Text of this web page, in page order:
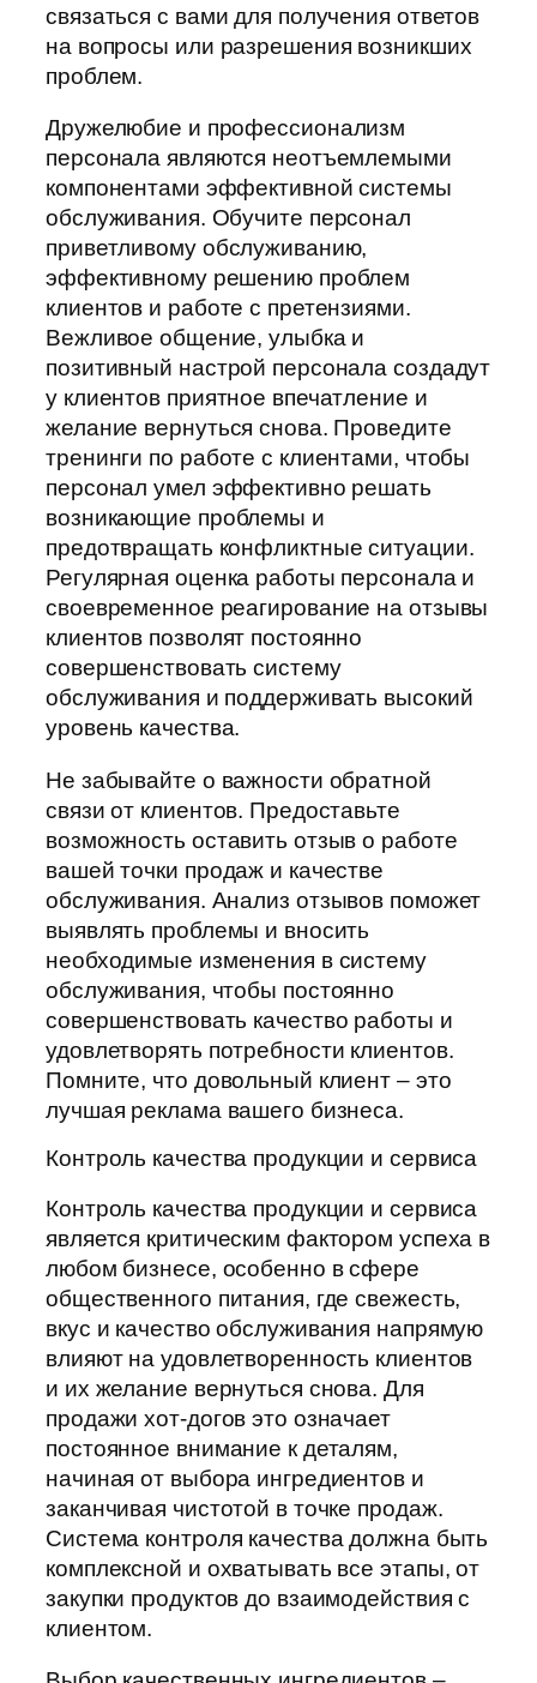
связаться с вами для получения ответов
на вопросы или разрешения возникших
проблем.
Дружелюбие и профессионализм
персонала являются неотъемлемыми
компонентами эффективной системы
обслуживания. Обучите персонал
приветливому обслуживанию,
эффективному решению проблем
клиентов и работе с претензиями.
Вежливое общение, улыбка и
позитивный настрой персонала создадут
у клиентов приятное впечатление и
желание вернуться снова. Проведите
тренинги по работе с клиентами, чтобы
персонал умел эффективно решать
возникающие проблемы и
предотвращать конфликтные ситуации.
Регулярная оценка работы персонала и
своевременное реагирование на отзывы
клиентов позволят постоянно
совершенствовать систему
обслуживания и поддерживать высокий
уровень качества.
Не забывайте о важности обратной
связи от клиентов. Предоставьте
возможность оставить отзыв о работе
вашей точки продаж и качестве
обслуживания. Анализ отзывов поможет
выявлять проблемы и вносить
необходимые изменения в систему
обслуживания, чтобы постоянно
совершенствовать качество работы и
удовлетворять потребности клиентов.
Помните, что довольный клиент – это
лучшая реклама вашего бизнеса.
Контроль качества продукции и сервиса
Контроль качества продукции и сервиса
является критическим фактором успеха в
любом бизнесе, особенно в сфере
общественного питания, где свежесть,
вкус и качество обслуживания напрямую
влияют на удовлетворенность клиентов
и их желание вернуться снова. Для
продажи хот-догов это означает
постоянное внимание к деталям,
начиная от выбора ингредиентов и
заканчивая чистотой в точке продаж.
Система контроля качества должна быть
комплексной и охватывать все этапы, от
закупки продуктов до взаимодействия с
клиентом.